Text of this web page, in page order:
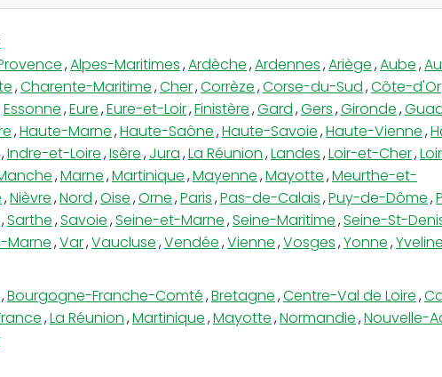
,Alpes-Maritimes,Ardèche,Ardennes,Ariège,Aube,
,Charente-Maritime,Cher,Corrèze,Corse-du-Sud,Côte-d'Or
Essonne,Eure,Eure-et-Loir,Finistère,Gard,Gers,Gironde,
,Haute-Marne,Haute-Saône,Haute-Savoie,Haute-Vienne,
,Indre-et-Loire,Isère,Jura,La Réunion,Landes,Loir-et-Cher,
,Marne,Martinique,Mayenne,Mayotte,Meurthe-et-
,Nièvre,Nord,Oise,Orne,Paris,Pas-de-Calais,Puy-de-Dôme,
,Sarthe,Savoie,Seine-et-Marne,Seine-Maritime,Seine-St-
Marne,Var,Vaucluse,Vendée,Vienne,Vosges,Yonne,
,Bourgogne-Franche-Comté,Bretagne,Centre-Val de Loire,
,La Réunion,Martinique,Mayotte,Normandie,Nouvelle-